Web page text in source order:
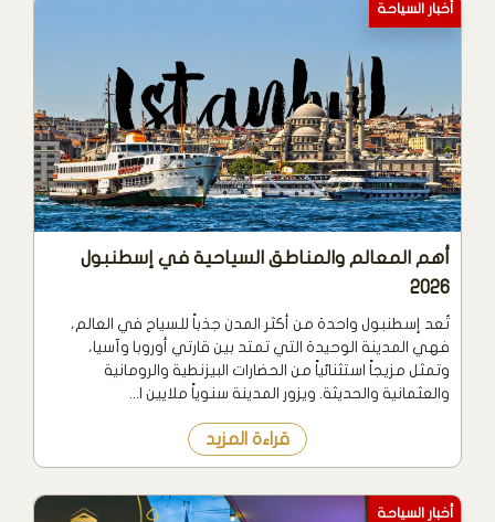
أخبار السياحة
أهم المعالم والمناطق السياحية في إسطنبول
2026
تُعد إسطنبول واحدة من أكثر المدن جذباً للسياح في العالم،
فهي المدينة الوحيدة التي تمتد بين قارتي أوروبا وآسيا،
وتمثل مزيجاً استثنائياً من الحضارات البيزنطية والرومانية
والعثمانية والحديثة. ويزور المدينة سنوياً ملايين ا...
قراءة المزيد
أخبار السياحة